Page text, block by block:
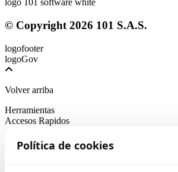
© Copyright 2026 101 S.A.S.
Volver arriba
Herramientas
Accesos Rapidos
Política de cookies